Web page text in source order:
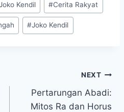
Kendil #Cerita Rakyat
#Joko Kendil
NEXT
Pertarungan Abadi:
Mitos Ra dan Horus